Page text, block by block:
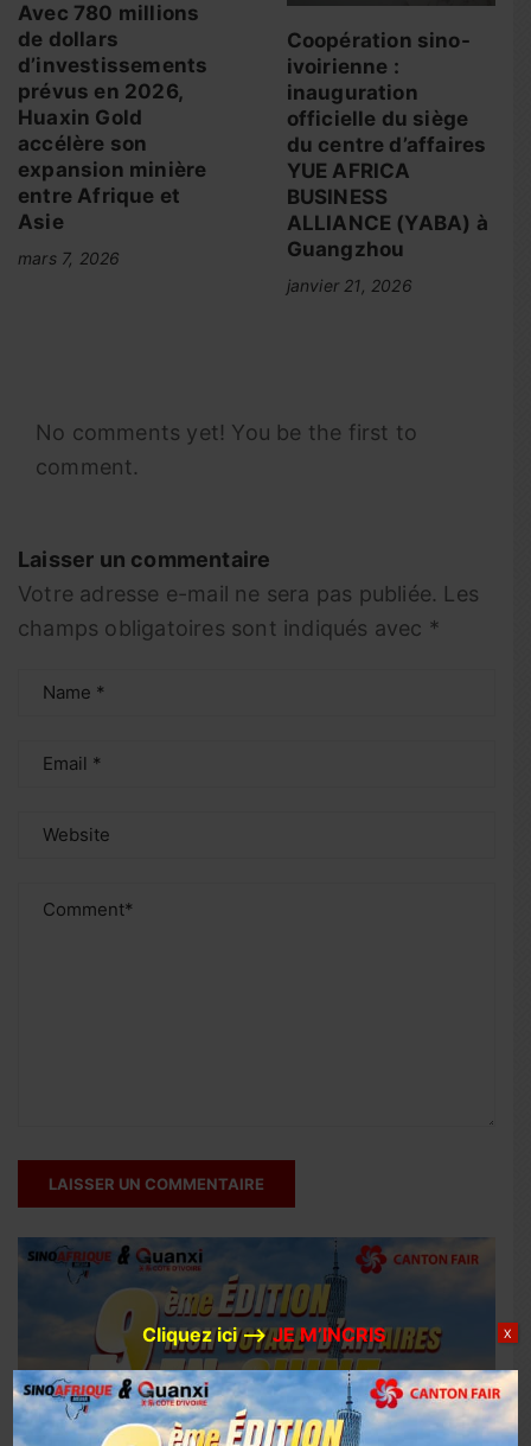
Avec 780 millions
de dollars
d’investissements
prévus en 2026,
Huaxin Gold
accélère son
expansion minière
entre Afrique et
Asie
mars 7, 2026
Coopération sino-
ivoirienne :
inauguration
officielle du siège
du centre d’affaires
YUE AFRICA
BUSINESS
ALLIANCE (YABA) à
Guangzhou
janvier 21, 2026
No comments yet! You be the first to
comment.
Laisser un commentaire
Votre adresse e-mail ne sera pas publiée. Les
champs obligatoires sont indiqués avec *
Cliquez ici –> JE M’INCRIS X